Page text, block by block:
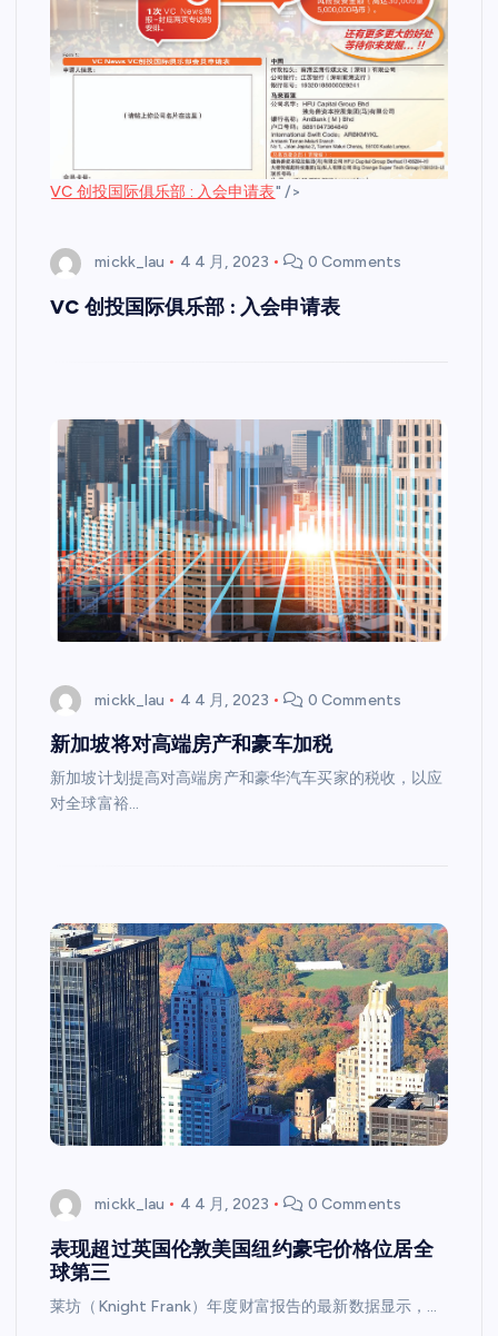
VC 创投国际俱乐部 : 入会申请表" />
mickk_lau 4 4 月, 2023 0 Comments
VC 创投国际俱乐部 : 入会申请表
mickk_lau 4 4 月, 2023 0 Comments
新加坡将对高端房产和豪车加税
新加坡计划提高对高端房产和豪华汽车买家的税收，以应
对全球富裕…
mickk_lau 4 4 月, 2023 0 Comments
表现超过英国伦敦美国纽约豪宅价格位居全
球第三
莱坊（Knight Frank）年度财富报告的最新数据显示，…